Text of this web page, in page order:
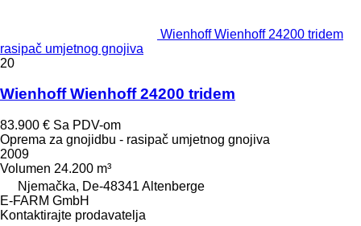
Wienhoff Wienhoff 24200 tridem
rasipač umjetnog gnojiva
20
Wienhoff Wienhoff 24200 tridem
83.900 € Sa PDV-om
Oprema za gnojidbu - rasipač umjetnog gnojiva
2009
Volumen 24.200 m³
Njemačka, De-48341 Altenberge
E-FARM GmbH
Kontaktirajte prodavatelja